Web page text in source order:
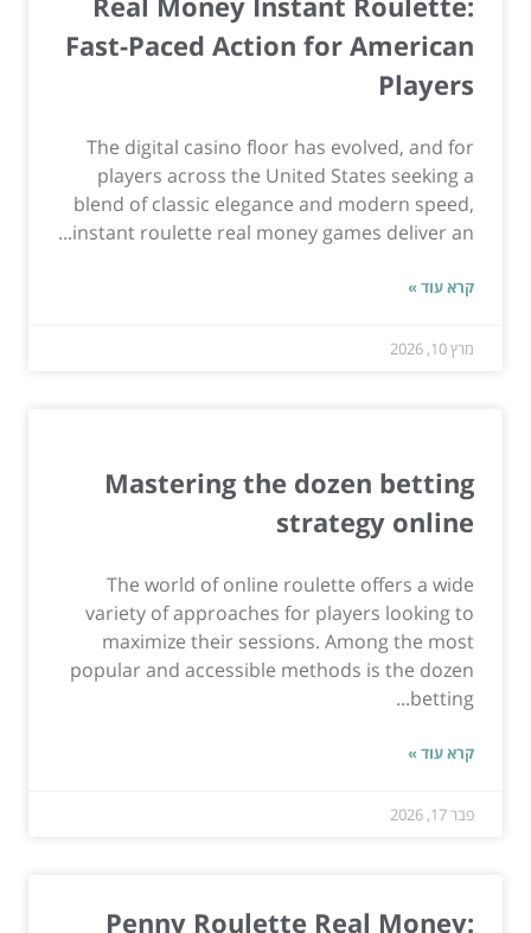
Fast-Paced Action for American
Players
The digital casino floor has evolved, and for
players across the United States seeking a
blend of classic elegance and modern speed,
instant roulette real money games deliver an...
קרא עוד »
מרץ 10, 2026
Mastering the dozen betting
strategy online
The world of online roulette offers a wide
variety of approaches for players looking to
maximize their sessions. Among the most
popular and accessible methods is the dozen
betting...
קרא עוד »
פבר 17, 2026
Penny Roulette Real Money: